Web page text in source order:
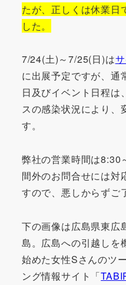
たが、正しくは休業日
した。
7/24(土)～7/25(日)は
に出展予定ですが、通
日及びイベント日程は
スの感染状況により、
す。
弊社の営業時間は8:30
間外のお問合せには対
すので、悪しからずご
下の画像は広島県東広
島。広島への引越しを
始めた女性Sさんのツ
ング情報サイト「